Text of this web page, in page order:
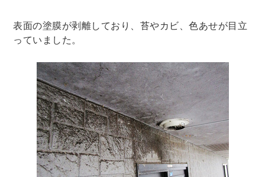
表面の塗膜が剥離しており、苔やカビ、色あせが目立
っていました。